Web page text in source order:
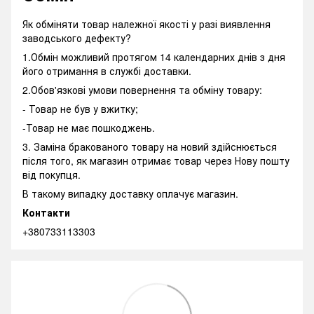
Як обміняти товар належної якості у разі виявлення
заводського дефекту?
1.Обмін можливий протягом 14 календарних днів з дня
його отримання в службі доставки.
2.Обов'язкові умови повернення та обміну товару:
- Товар не був у вжитку;
-Товар не має пошкоджень.
3. Заміна бракованого товару на новий здійснюється
після того, як магазин отримає товар через Нову пошту
від покупця.
В такому випадку доставку оплачує магазин.
Контакти
+380733113303